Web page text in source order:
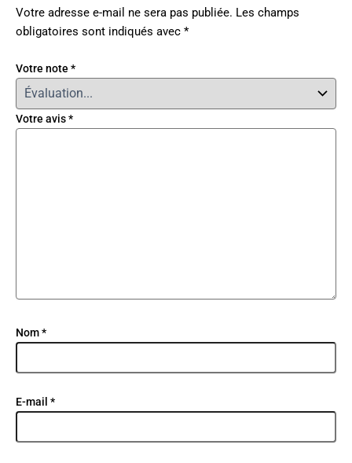
Votre adresse e-mail ne sera pas publiée. Les champs
obligatoires sont indiqués avec *
Votre note *
Votre avis*
Nom*
E-mail *